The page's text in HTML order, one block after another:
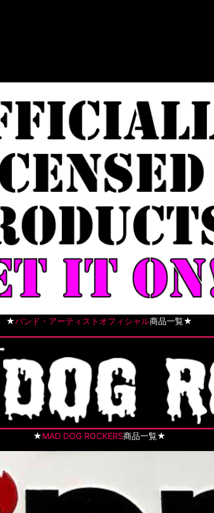
★バンド・アーティストオフィシャル商品一覧★
★MAD DOG ROCKERS商品一覧★